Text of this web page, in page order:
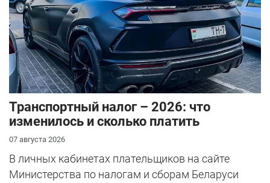
Транспортный налог – 2026: что
изменилось и сколько платить
07 августа 2026
В личных кабинетах плательщиков на сайте
Министерства по налогам и сборам Беларуси